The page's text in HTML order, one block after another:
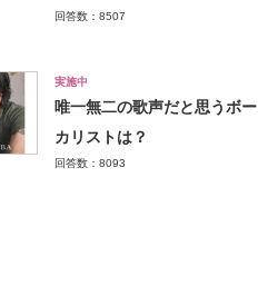
回答数：8507
実施中
唯一無二の歌声だと思うボー
カリストは？
回答数：8093